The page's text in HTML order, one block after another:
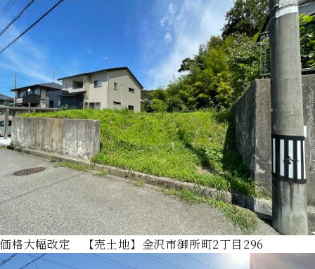
価格大幅改定 【売土地】金沢市御所町2丁目296